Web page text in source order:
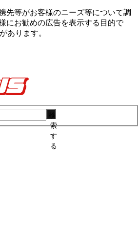
先等がお客様のニーズ等について調
にお勧めの広告を表⽰する⽬的で
あります。
索
す
る